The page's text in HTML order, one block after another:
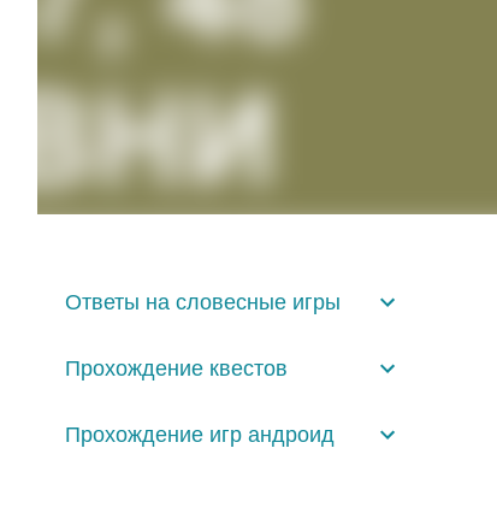
Ответы на словесные игры
Прохождение квестов
Прохождение игр андроид